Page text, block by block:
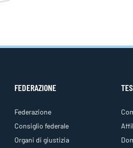
FEDERAZIONE
Federazione
Consiglio federale
Organi di giustizia